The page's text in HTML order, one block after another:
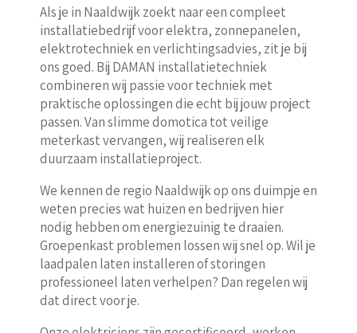
Als je in Naaldwijk zoekt naar een compleet
installatiebedrijf voor elektra, zonnepanelen,
elektrotechniek en verlichtingsadvies, zit je bij
ons goed. Bij DAMAN installatietechniek
combineren wij passie voor techniek met
praktische oplossingen die echt bij jouw project
passen. Van slimme domotica tot veilige
meterkast vervangen, wij realiseren elk
duurzaam installatieproject.
We kennen de regio Naaldwijk op ons duimpje en
weten precies wat huizen en bedrijven hier
nodig hebben om energiezuinig te draaien.
Groepenkast problemen lossen wij snel op. Wil je
laadpalen laten installeren of storingen
professioneel laten verhelpen? Dan regelen wij
dat direct voor je.